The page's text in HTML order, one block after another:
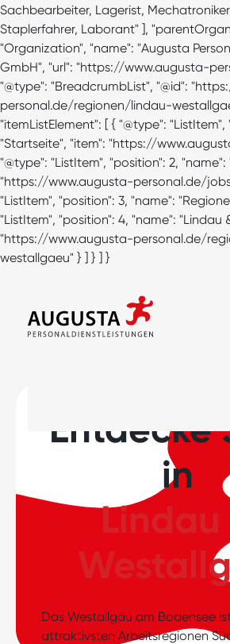
Sachbearbeiter, Lagerist,
Staplerfahrer, Laborant" ],
"Organization", "name": "Augusta
GmbH", "url": "https://www.augusta-
"@type": "BreadcrumbList", "@id":
personal.de/regionen/lindau-
"itemListElement": [ { "@type": "ListItem",
"Startseite", "item": "https://
"@type": "ListItem", "position": 2, "name":
"https://www.augusta-personal.de/
"ListItem", "position": 3, "name":
"ListItem", "position": 4, "name": "Lindau
"https://www.augusta-personal.de/
westallgaeu" } ] } ] }
Entdecke
in
Lindau
Das Westallgäu am Bodensee
attraktivsten Arbeitsregionen